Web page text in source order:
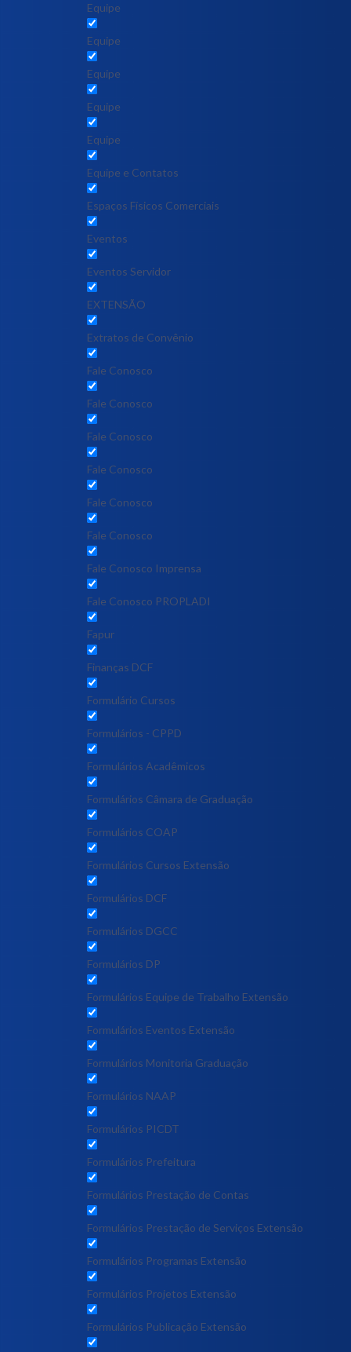
Equipe
Equipe
Equipe
Equipe
Equipe
Equipe e Contatos
Espaços Físicos Comerciais
Eventos
Eventos Servidor
EXTENSÃO
Extratos de Convênio
Fale Conosco
Fale Conosco
Fale Conosco
Fale Conosco
Fale Conosco
Fale Conosco
Fale Conosco Imprensa
Fale Conosco PROPLADI
Fapur
Finanças DCF
Formulário Cursos
Formulários - CPPD
Formulários Acadêmicos
Formulários Câmara de Graduação
Formulários COAP
Formulários Cursos Extensão
Formulários DCF
Formulários DGCC
Formulários DP
Formulários Equipe de Trabalho Extensão
Formulários Eventos Extensão
Formulários Monitoria Graduação
Formulários NAAP
Formulários PICDT
Formulários Prefeitura
Formulários Prestação de Contas
Formulários Prestação de Serviços Extensão
Formulários Programas Extensão
Formulários Projetos Extensão
Formulários Publicação Extensão